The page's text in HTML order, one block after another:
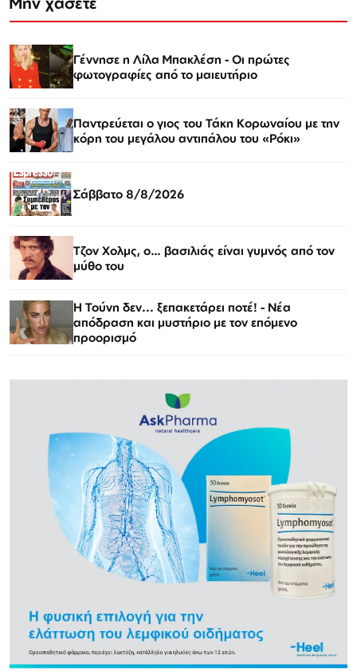
Γέννησε η Λίλα Μπακλέση - Οι πρώτες
φωτογραφίες από το μαιευτήριο
Παντρεύεται ο γιος του Τάκη Κορωναίου με την
κόρη του μεγάλου αντιπάλου του «Ρόκι»
Σάββατο 8/8/2026
Τζον Χολμς, ο… βασιλιάς είναι γυμνός από τον
μύθο του
Η Τούνη δεν... ξεπακετάρει ποτέ! - Νέα
απόδραση και μυστήριο με τον επόμενο
προορισμό